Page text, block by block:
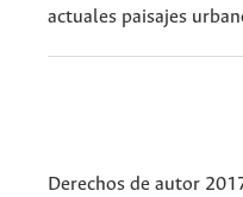
actuales paisajes
Derechos de autor